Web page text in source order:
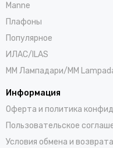
Manne
Плафоны
Популярное
ИЛАС/ILAS
ММ Лампадари/MM
Информация
Оферта и политика
Пользовательское
Условия обмена и возврата